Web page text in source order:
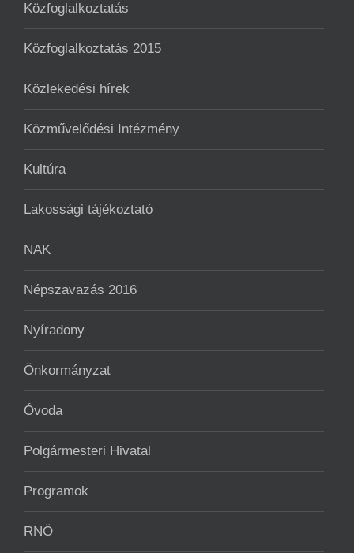
Közfoglalkoztatás
Közfoglalkoztatás 2015
Közlekedési hírek
Közművelődési Intézmény
Kultúra
Lakossági tájékoztató
NAK
Népszavazás 2016
Nyíradony
Önkormányzat
Óvoda
Polgármesteri Hivatal
Programok
RNÖ